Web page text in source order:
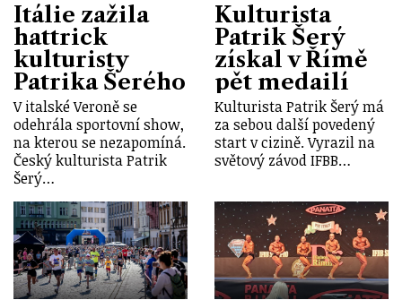
Itálie zažila
hattrick
kulturisty
Patrika Šerého
V italské Veroně se
odehrála sportovní show,
na kterou se nezapomíná.
Český kulturista Patrik
Šerý…
Kulturista
Patrik Šerý
získal v Římě
pět medailí
Kulturista Patrik Šerý má
za sebou další povedený
start v cizině. Vyrazil na
světový závod IFBB…